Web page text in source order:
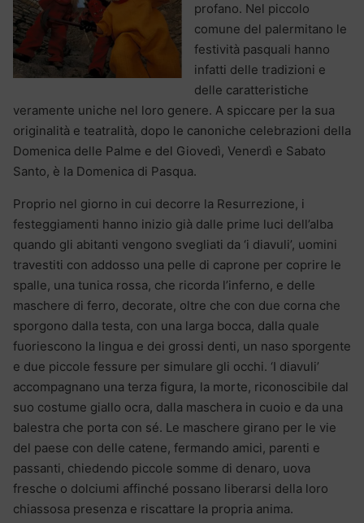
profano. Nel piccolo
comune del palermitano le
festività pasquali hanno
infatti delle tradizioni e
delle caratteristiche
veramente uniche nel loro genere. A spiccare per la sua
originalità e teatralità, dopo le canoniche celebrazioni della
Domenica delle Palme e del Giovedì, Venerdì e Sabato
Santo, è la Domenica di Pasqua.
Proprio nel giorno in cui decorre la Resurrezione, i
festeggiamenti hanno inizio già dalle prime luci dell’alba
quando gli abitanti vengono svegliati da ‘i diavuli’, uomini
travestiti con addosso una pelle di caprone per coprire le
spalle, una tunica rossa, che ricorda l’inferno, e delle
maschere di ferro, decorate, oltre che con due corna che
sporgono dalla testa, con una larga bocca, dalla quale
fuoriescono la lingua e dei grossi denti, un naso sporgente
e due piccole fessure per simulare gli occhi. ‘I diavuli’
accompagnano una terza figura, la morte, riconoscibile dal
suo costume giallo ocra, dalla maschera in cuoio e da una
balestra che porta con sé. Le maschere girano per le vie
del paese con delle catene, fermando amici, parenti e
passanti, chiedendo piccole somme di denaro, uova
fresche o dolciumi affinché possano liberarsi della loro
chiassosa presenza e riscattare la propria anima.